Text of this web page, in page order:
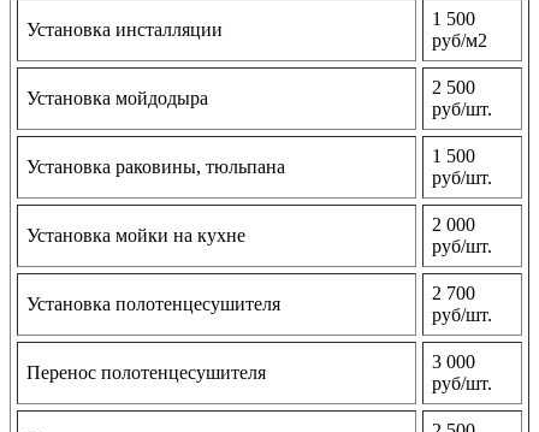
Установка инсталляции
1 500
руб/м2
Установка мойдодыра
2 500
руб/шт.
Установка раковины, тюльпана
1 500
руб/шт.
Установка мойки на кухне
2 000
руб/шт.
Установка полотенцесушителя
2 700
руб/шт.
Перенос полотенцесушителя
3 000
руб/шт.